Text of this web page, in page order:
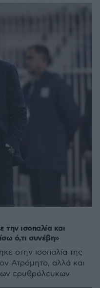
ισοπαλία και
ό,τι συνέβη»
στην ισοπαλία της
Ατρόμητο, αλλά και
ερυθρόλευκων